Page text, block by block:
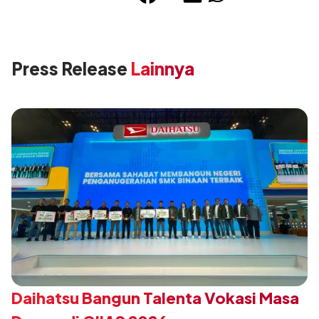
Press Release Lainnya
Daihatsu Bangun Talenta Vokasi Masa